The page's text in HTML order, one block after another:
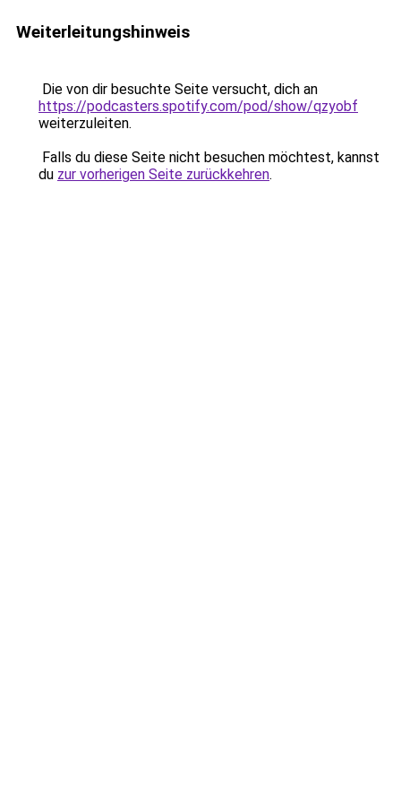
Weiterleitungshinweis
Die von dir besuchte Seite versucht, dich an
https://podcasters.spotify.com/pod/show/qzyobf
weiterzuleiten.
Falls du diese Seite nicht besuchen möchtest, kannst
du zur vorherigen Seite zurückkehren.